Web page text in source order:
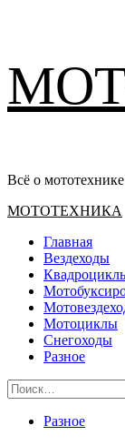
содержимому
Всё о
Основное
МОТОТЕХНИКА
Главная
Вездеходы
Мотоциклы
Снегоходы
Разное
Найти:
Разное